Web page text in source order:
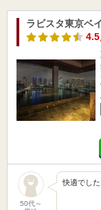
ラビスタ東京ベイ
4.5
50代～
快適でした